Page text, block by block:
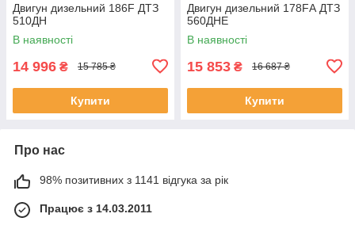
Двигун дизельний 186F ДТЗ
510ДН
В наявності
14 996 ₴ 15 785 ₴
Купити
Двигун дизельний 178FА ДТЗ
560ДНЕ
В наявності
15 853 ₴ 16 687 ₴
Купити
Про нас
98% позитивних з 1141 відгука за рік
Працює з 14.03.2011